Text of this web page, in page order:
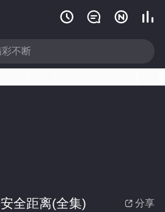
   
 分享
安全距离(全集)